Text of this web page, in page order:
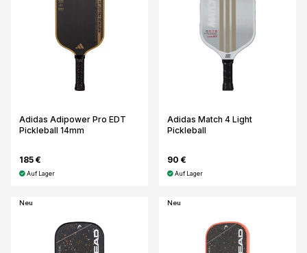
Adidas Adipower Pro EDT
Pickleball 14mm
185 €
Auf Lager
Adidas Match 4 Light
Pickleball
90 €
Auf Lager
Neu Neu